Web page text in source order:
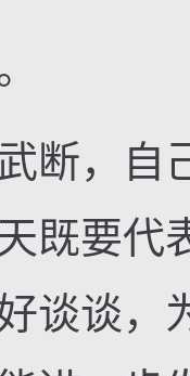
，自
既要代
谈谈，